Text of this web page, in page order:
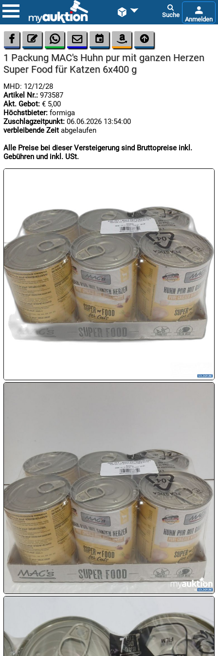
 

06.08:

07.08:

08.08:
Megaabverkauf
08.08:
09.08:
10.08:
10.08:
10.08:
11.08:
      
1 Packung MAC's Huhn pur mit ganzen Herzen
Super Food für Katzen 6x400 g
MHD: 12/12/28
Artikel Nr.: 973587
Akt. Gebot: € 5,00
Höchstbieter: formiga
Zuschlagzeitpunkt: 06.06.2026 13:54:00
verbleibende Zeit abgelaufen
Alle Preise bei dieser Versteigerung sind Bruttopreise inkl.
Gebühren und inkl. USt.